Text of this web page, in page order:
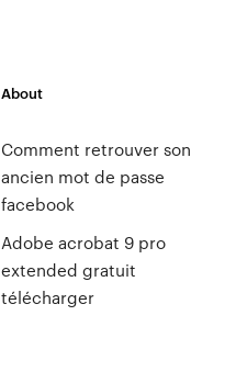
About
Comment retrouver son
ancien mot de passe
facebook
Adobe acrobat 9 pro
extended gratuit
télécharger